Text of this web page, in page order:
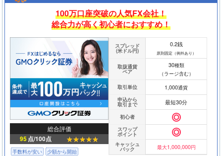
100万口座突破の人気FX会社！
総合力が高く初心者におすすめ！
総合評価
95 点/100点
手数料が安い
少額から開始
スプレッド
(米ドル円)
0.2銭
原則固定（例外あり）
取扱通貨
ペア
30種類
（ラージ含む）
取引単位
1,000通貨
申込から
取引まで 最短30分
初心者
スワップ
ポイント
キャッシュ
バック 最大1,000,000円